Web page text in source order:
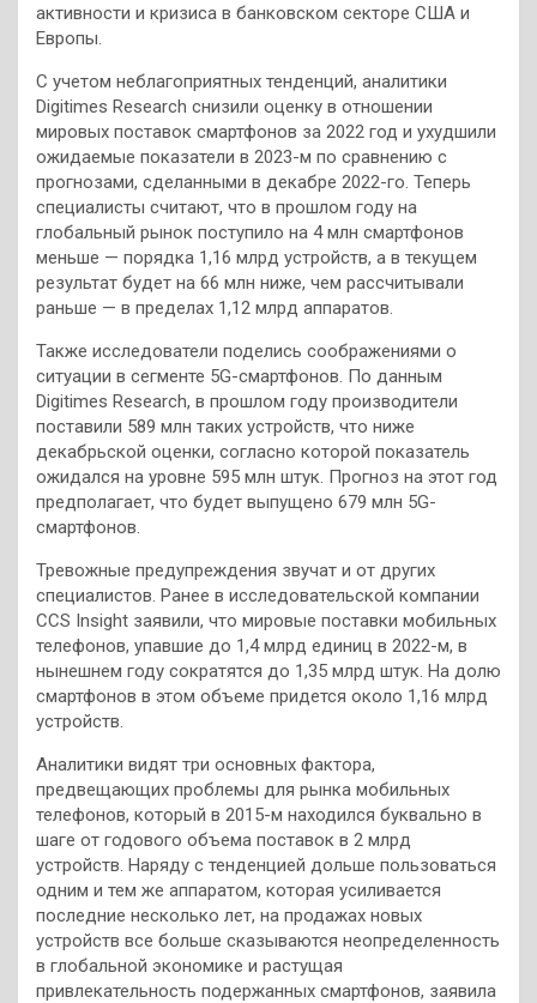
активности и кризиса в банковском секторе США и
Европы.
С учетом неблагоприятных тенденций, аналитики
Digitimes Research снизили оценку в отношении
мировых поставок смартфонов за 2022 год и ухудшили
ожидаемые показатели в 2023-м по сравнению с
прогнозами, сделанными в декабре 2022-го. Теперь
специалисты считают, что в прошлом году на
глобальный рынок поступило на 4 млн смартфонов
меньше — порядка 1,16 млрд устройств, а в текущем
результат будет на 66 млн ниже, чем рассчитывали
раньше — в пределах 1,12 млрд аппаратов.
Также исследователи поделись соображениями о
ситуации в сегменте 5G-смартфонов. По данным
Digitimes Research, в прошлом году производители
поставили 589 млн таких устройств, что ниже
декабрьской оценки, согласно которой показатель
ожидался на уровне 595 млн штук. Прогноз на этот год
предполагает, что будет выпущено 679 млн 5G-
смартфонов.
Тревожные предупреждения звучат и от других
специалистов. Ранее в исследовательской компании
CCS Insight заявили, что мировые поставки мобильных
телефонов, упавшие до 1,4 млрд единиц в 2022-м, в
нынешнем году сократятся до 1,35 млрд штук. На долю
смартфонов в этом объеме придется около 1,16 млрд
устройств.
Аналитики видят три основных фактора,
предвещающих проблемы для рынка мобильных
телефонов, который в 2015-м находился буквально в
шаге от годового объема поставок в 2 млрд
устройств. Наряду с тенденцией дольше пользоваться
одним и тем же аппаратом, которая усиливается
последние несколько лет, на продажах новых
устройств все больше сказываются неопределенность
в глобальной экономике и растущая
привлекательность подержанных смартфонов, заявила